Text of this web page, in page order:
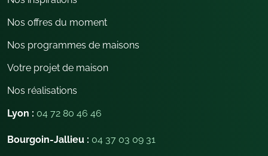
Nos offres du moment
Nos programmes de maisons
Votre projet de maison
Nos réalisations
Lyon : 04 72 80 46 46
Bourgoin-Jallieu : 04 37 03 09 31